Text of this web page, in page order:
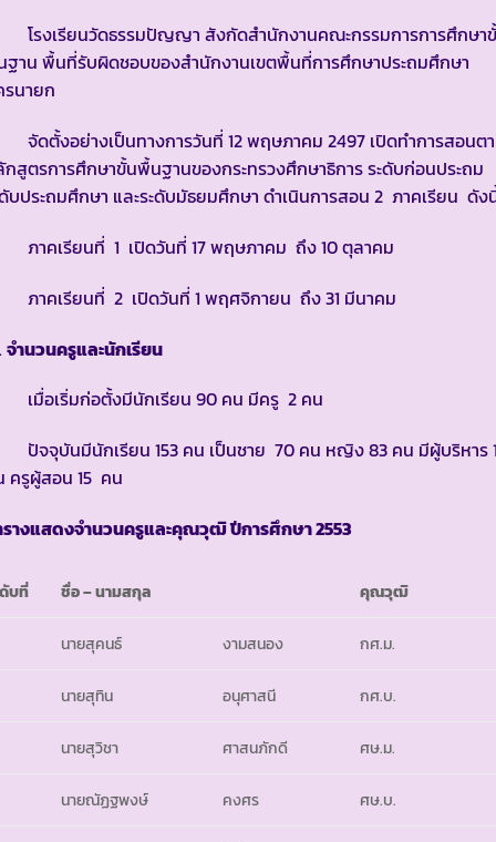
งเรียนวัดธรรมปัญญา สังกัดสำนักงานคณะกรรมการการศึกษา
าน พื้นที่รับผิดชอบของสำนักงานเขตพื้นที่การศึกษาประถมศึกษา
นายก
งอย่างเป็นทางการวันที่ 12 พฤษภาคม 2497 เปิดทำการสอนต
สูตรการศึกษาขั้นพื้นฐานของกระทรวงศึกษาธิการ ระดับก่อนประถม
บประถมศึกษา และระดับมัธยมศึกษา ดำเนินการสอน 2 ภาคเรียน ดัง
คเรียนที่ 1 เปิดวันที่ 17 พฤษภาคม ถึง 10 ตุลาคม
คเรียนที่ 2 เปิดวันที่ 1 พฤศจิกายน ถึง 31 มีนาคม
จำนวนครูและนักเรียน
อเริ่มก่อตั้งมีนักเรียน 90 คน มีครู 2 คน
จุบันมีนักเรียน 153 คน เป็นชาย 70 คน หญิง 83 คน มีผู้บริหาร
ครูผู้สอน 15 คน
างแสดงจำนวนครูและคุณวุฒิ ปีการศึกษา2553
บที่ ชื่อ–นามสกุล คุณวุฒิ
นายสุคนธ์ งามสนอง กศ.ม.
นายสุทิน อนุศาสนี กศ.บ.
นายสุวิชา ศาสนภักดี ศษ.ม.
นายณัฏฐพงษ์ คงศร ศษ.บ.